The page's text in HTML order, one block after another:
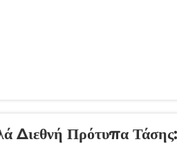
Διεθνή Πρότυπα